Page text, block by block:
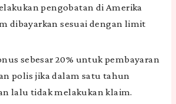
pengobatan di Amerika
dibayarkan sesuai dengan limit
sebesar 20% untuk pembayaran
polis jika dalam satu tahun
lalu tidak melakukan klaim.